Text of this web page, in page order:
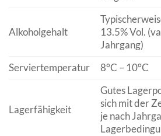
Alkoholgehalt
13.5% Vol.
Jahrgang)
Serviertemperatur
8°C – 10°C
Lagerfähigkeit
Gutes
sich mit der
je nach